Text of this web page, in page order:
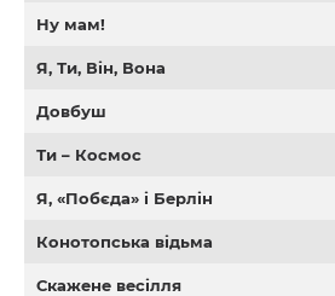
Ну мам!
Я, Ти, Він, Вона
Довбуш
Ти – Космос
Я, «Побєда» і Берлін
Конотопська відьма
Скажене весілля